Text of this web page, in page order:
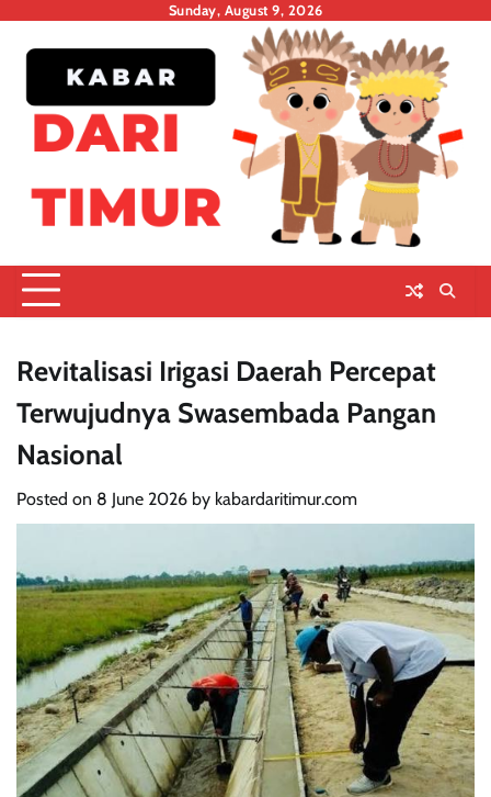
Sunday, August 9, 2026
Revitalisasi Irigasi Daerah Percepat
Terwujudnya Swasembada Pangan
Nasional
Posted on 8 June 2026 by kabardaritimur.com